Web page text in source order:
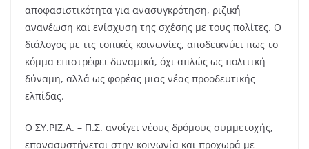
αποφασιστικότητα για ανασυγκρότηση, ριζική
ανανέωση και ενίσχυση της σχέσης με τους πολίτες. Ο
διάλογος με τις τοπικές κοινωνίες, αποδεικνύει πως το
κόμμα επιστρέφει δυναμικά, όχι απλώς ως πολιτική
δύναμη, αλλά ως φορέας μιας νέας προοδευτικής
ελπίδας.
Ο ΣΥ.ΡΙΖ.Α. – Π.Σ. ανοίγει νέους δρόμους συμμετοχής,
επανασυστήνεται στην κοινωνία και προχωρά με